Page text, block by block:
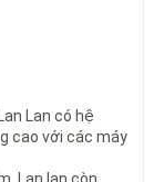
đen
bán chạy nhất.
Lan có hệ
cao với các máy